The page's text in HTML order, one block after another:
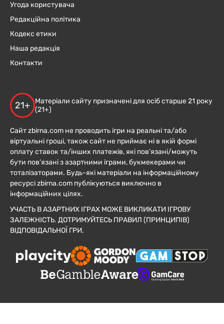
Угода користувача
Редакційна політика
Кодекс етики
Наша редакція
Контакти
21+
Матеріали сайту призначені для осіб старше 21 року
(21+)
Сайт zbirna.com не проводить ігри на реальні та/або
віртуальні гроші, також сайт не приймає ні в якій формі
оплату ставок та/інших платежів, які пов’язані/можуть
бути пов’язані з азартними іграми, букмекерами чи
тоталізаторами. Будь-які матеріали на інформаційному
ресурсі zbirna.com публікуються виключно в
інформаційних цілях.
УЧАСТЬ В АЗАРТНИХ ІГРАХ МОЖЕ ВИКЛИКАТИ ІГРОВУ
ЗАЛЕЖНІСТЬ. ДОТРИМУЙТЕСЬ ПРАВИЛ (ПРИНЦИПІВ)
ВІДПОВІДАЛЬНОЇ ГРИ.